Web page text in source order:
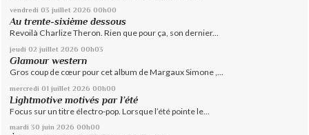
vendredi 03 juillet 2026 00h00
Au trente-sixième dessous
Revoilà Charlize Theron. Rien que pour ça, son dernier...
jeudi 02 juillet 2026 00h03
Glamour western
Gros coup de cœur pour cet album de Margaux Simone ,...
mercredi 01 juillet 2026 00h00
Lightmotive motivés par l’été
Focus sur un titre électro-pop. Lorsque l’été pointe le...
mardi 30 juin 2026 00h00